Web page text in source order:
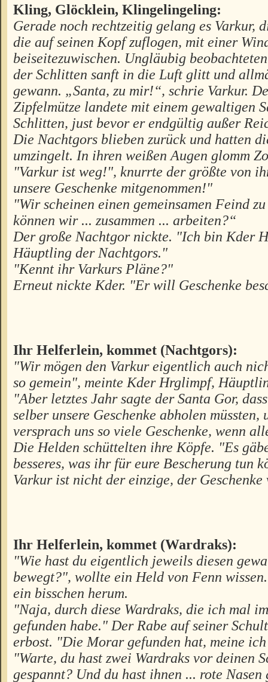
Kling, Glöcklein, Klingelingeling:
Gerade noch rechtzeitig gelang es Varkur,
die auf seinen Kopf zuflogen, mit einer
beiseitezuwischen. Ungläubig
der Schlitten sanft in die Luft glitt und
gewann. „Santa, zu mir!“, schrie Varkur.
Zipfelmütze landete mit einem gewaltigen
Schlitten, just bevor er endgültig außer
Die Nachtgors blieben zurück und hatten
umzingelt. In ihren weißen Augen glomm
"Varkur ist weg!", knurrte der größte von
unsere Geschenke mitgenommen!"
"Wir scheinen einen gemeinsamen Feind
können wir ... zusammen ... arbeiten?“
Der große Nachtgor nickte. "Ich bin Kder
Häuptling der Nachtgors."
"Kennt ihr Varkurs Pläne?"
Erneut nickte Kder. "Er will Geschenke
Ihr Helferlein, kommet (Nachtgors):
"Wir mögen den Varkur eigentlich auch
so gemein", meinte Kder Hrglimpf,
"Aber letztes Jahr sagte der Santa Gor,
selber unsere Geschenke abholen müssten,
versprach uns so viele Geschenke, wenn
Die Helden schüttelten ihre Köpfe. "Es
besseres, was ihr für eure Bescherung tun
Varkur ist nicht der einzige, der
Ihr Helferlein, kommet (Wardraks):
"Wie hast du eigentlich jeweils diesen
bewegt?", wollte ein Held von Fenn
ein bisschen herum.
"Naja, durch diese Wardraks, die ich mal
gefunden habe." Der Rabe auf seiner
erbost. "Die Morar gefunden hat, meine
"Warte, du hast zwei Wardraks vor deinen
gespannt? Und du hast ihnen ... rote